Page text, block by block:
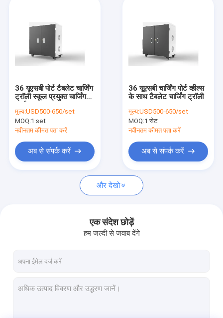
टैबलेट चार्जिंग कैबिनेट
लैपटॉप चार्जिंग कैबिनेट
आईपैड चार्जिंग कैबिनेट
टैबलेट चार्जिंग ट्रॉली
यूएसबी चार्जिंग कैबिनेट
Chromebook चार्जिंग कैबिनेट
36 यूएसबी पोर्ट टैबलेट चार्जिंग
ट्रॉली स्कूल प्रयुक्त चार्जिंग
मूल्य:USD500-650/set
MOQ:1 set
नवीनतम कीमत पता करें
अब से संपर्क करें
36 यूएसबी चार्जिंग पोर्ट व्हील्स
के साथ टैबलेट चार्जिंग ट्रॉली
मूल्य:USD500-650/set
MOQ:1 सेट
नवीनतम कीमत पता करें
अब से संपर्क करें
और देखो
एक संदेश छोड़ें
हम जल्दी से जवाब देंगे